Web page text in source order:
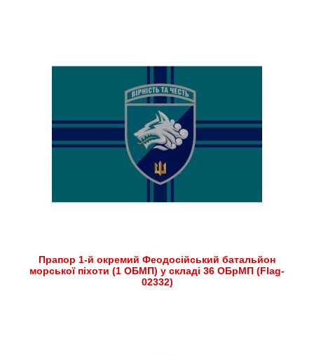
Прапор 1-й окремий Феодосійський батальйон
морської піхоти (1 ОБМП) у складі 36 ОБрМП (Flag-
02332)